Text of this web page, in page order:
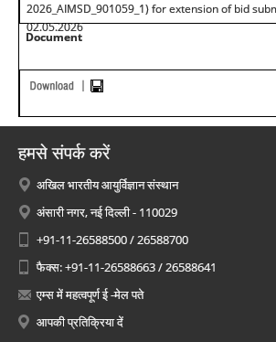
2026_AIMSD_901059_1) for extension of bid
02.05.2026
Document
हमसे संपर्क करें
अखिल भारतीय आयुर्विज्ञान संस्थान
अंसारी नगर, नई दिल्ली - 110029
+91-11-26588500 / 26588700
फैक्स: +91-11-26588663 / 26588641
एम्स में महत्वपूर्ण ई -मेल पते
आपकी प्रतिक्रिया दें